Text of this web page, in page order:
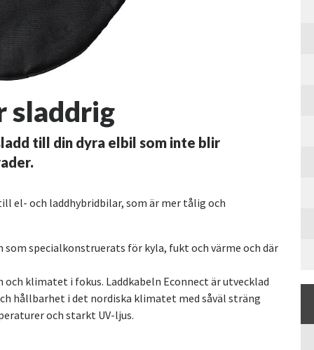
sladdrig
till din dyra elbil som inte blir
el- och laddhybridbilar, som är mer tålig och
specialkonstruerats för kyla, fukt och värme och där
klimatet i fokus. Laddkabeln Econnect är utvecklad
hållbarhet i det nordiska klimatet med såväl sträng
och starkt UV-ljus.